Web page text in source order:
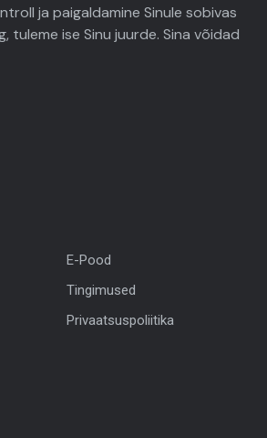
ja paigaldamine Sinule sobivas
tuleme ise Sinu juurde. Sina võidad
E-Pood
Tingimused
Privaatsuspoliitika